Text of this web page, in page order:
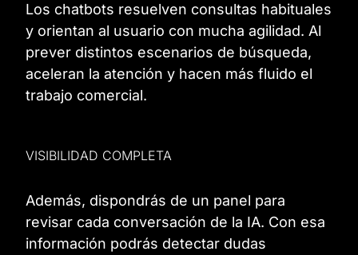
Los chatbots resuelven consultas habituales
y orientan al usuario con mucha agilidad. Al
prever distintos escenarios de búsqueda,
aceleran la atención y hacen más fluido el
trabajo comercial.
VISIBILIDAD COMPLETA
Además, dispondrás de un panel para
revisar cada conversación de la IA. Con esa
información podrás detectar dudas